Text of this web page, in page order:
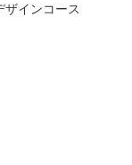
インコース